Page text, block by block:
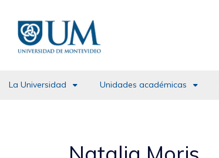
contenido
principal
La Universidad Unidades académicas